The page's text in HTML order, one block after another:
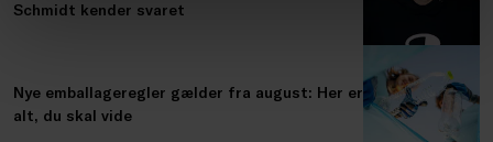
Schmidt kender svaret
Nye emballageregler gælder fra august: Her er
alt, du skal vide